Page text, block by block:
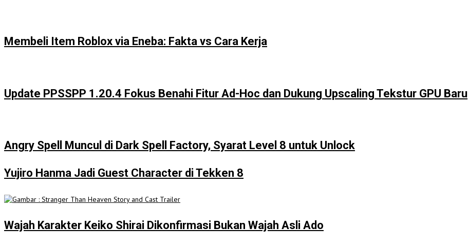
Membeli Item Roblox via Eneba: Fakta vs Cara Kerja
Update PPSSPP 1.20.4 Fokus Benahi Fitur Ad-Hoc dan Dukung Upscaling Tekstur GPU Baru
Angry Spell Muncul di Dark Spell Factory, Syarat Level 8 untuk Unlock
Yujiro Hanma Jadi Guest Character di Tekken 8
Wajah Karakter Keiko Shirai Dikonfirmasi Bukan Wajah Asli Ado